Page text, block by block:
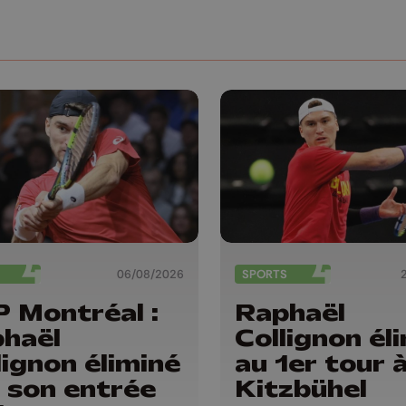
06/08/2026
Montréal :
éliminé
son entrée
SPORTS
Raphaël
Collignon
au 1er tour
Kitzbühel